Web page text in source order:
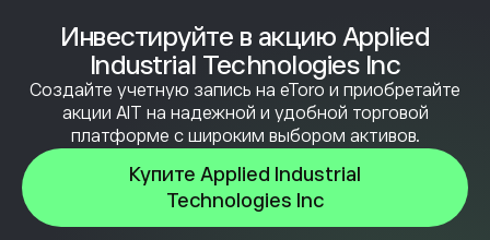
Инвестируйте в акцию Applied
Industrial Technologies Inc
Создайте учетную запись на eToro и приобретайте
акции AIT на надежной и удобной торговой
платформе с широким выбором активов.
Купите Applied Industrial
Technologies Inc